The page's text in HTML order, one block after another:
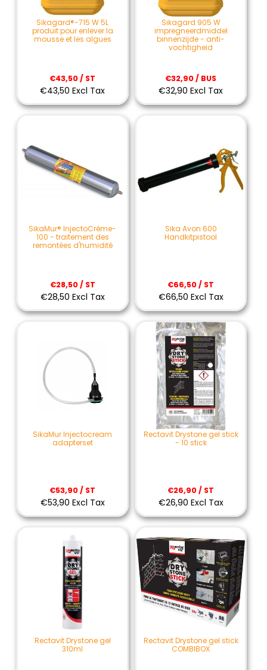
Sikagard®-715 W 5L
produit pour enlever la
mousse et les algues
€43,50 / ST
€43,50 Excl Tax
Sikagard 905 W
impregneerdmiddel
binnenzijde - anti-
vochtigheid
€32,90 / BUS
€32,90 Excl Tax
SikaMur® InjectoCrème-
100 - traitement des
remontées d'humidité
€28,50 / ST
€28,50 Excl Tax
Sika Avon 600
Handkitpistool
€66,50 / ST
€66,50 Excl Tax
SikaMur Injectocream
adapterset
€53,90 / ST
€53,90 Excl Tax
Rectavit Drystone gel stick
- 10 stick
€26,90 / ST
€26,90 Excl Tax
Rectavit Drystone gel
310ml
Rectavit Drystone gel stick
COMBIBOX